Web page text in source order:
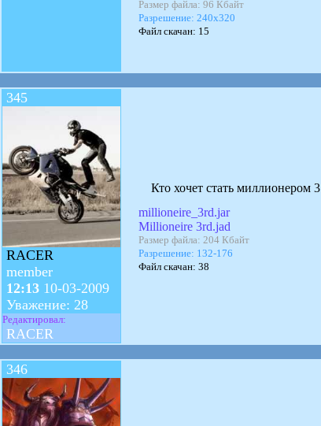
Размер файла: 96 Кбайт
Разрешение: 240x320
Файл скачан: 15
345
RACER
member
12:13 10-03-2009
Уважение: 28
Редактировал:
RACER
Кто хочет стать миллионером 3
millioneire_3rd.jar
Millioneire 3rd.jad
Размер файла: 204 Кбайт
Разрешение: 132-176
Файл скачан: 38
346